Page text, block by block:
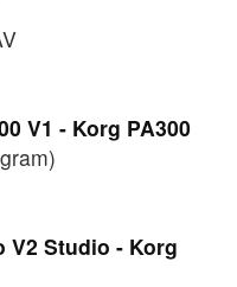
V1 - Korg PA300
V2 Studio - Korg